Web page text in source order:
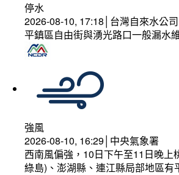
停水
2026-08-10, 17:18│台灣自來水公司
平鎮區自由街與湧光路口一般漏水
強風
2026-08-10, 16:29│中央氣象署
西南風偏強，10日下午至11日晚
綠島)、澎湖縣、連江縣局部地區